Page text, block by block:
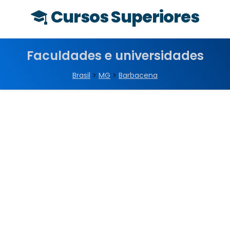
Cursos Superiores
Faculdades e universidades
Brasil > MG > Barbacena